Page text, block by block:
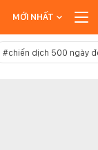
MỚI NHẤT
#chiến dịch 500 ngày